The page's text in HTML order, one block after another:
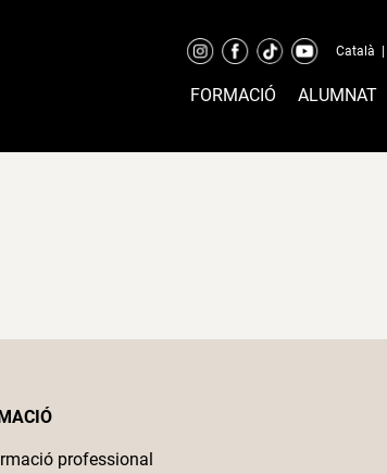
Català
FORMACIÓ ALUMNAT
professional